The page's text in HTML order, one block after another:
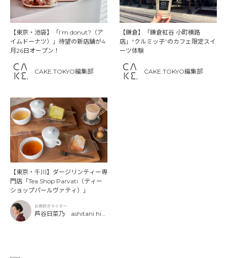
【東京・池袋】「I’m donut?（ア
イムドーナツ）」待望の新店舗が4
月26日オープン！
CAKE.TOKYO編集部
【鎌倉】「鎌倉紅谷 小町横路
店」“クルミッ子”のカフェ限定スイ
ーツ体験
CAKE.TOKYO編集部
【東京・千川】ダージリンティー専
門店「Tea Shop Parvati（ティー
ショップパールヴァティ）」
お茶好きライター
芦谷日菜乃 ashitani hin